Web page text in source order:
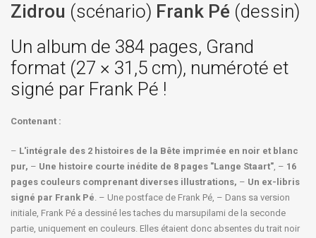
Zidrou (scénario) Frank Pé (dessin)
Un album de 384 pages, Grand
format (27 × 31,5 cm), numéroté et
signé par Frank Pé !
Contenant :
– L'intégrale des 2 histoires de la Bête imprimée en noir et blanc
pur, – Une histoire courte inédite de 8 pages "Lange Staart", – 16
pages couleurs comprenant diverses illustrations, – Un ex-libris
signé par Frank Pé. – Une postface de Frank Pé, – Dans sa version
initiale, Frank Pé a dessiné les taches du marsupilami de la seconde
partie, uniquement en couleurs. Elles étaient donc absentes du trait noir